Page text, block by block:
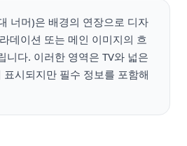
너머)은 배경의 연장으로 디자
데이션 또는 메인 이미지의 흐
니다. 이러한 영역은 TV와 넓은
시되지만 필수 정보를 포함해